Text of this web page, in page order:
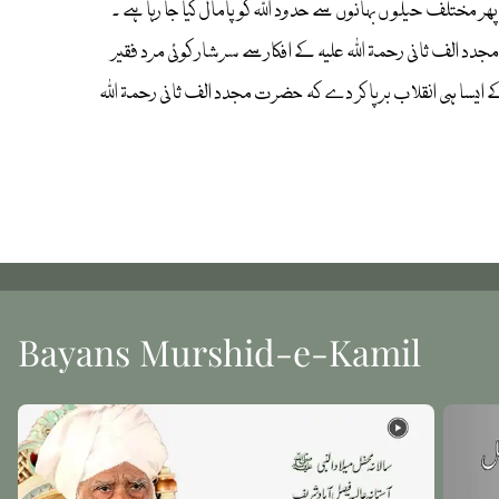
حیلو ں بہانوں سے حدود اللہ کو پامال کیا جا رہا ہے ۔
الف ثانی رحمۃ اللہ علیہ کے افکار سے سرشار کوئی مرد فقیر
ایسا ہی انقلاب برپا کر دے کہ حضرت مجدد الف ثانی رحمۃ اللہ
Bayans Murshid-e-Kamil